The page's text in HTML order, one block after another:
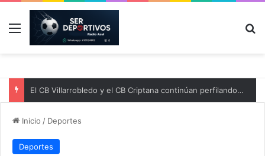
Menú
El CB Villarrobledo y el CB Criptana continúan perfilando sus plantillas
Inicio / Deportes
Deportes